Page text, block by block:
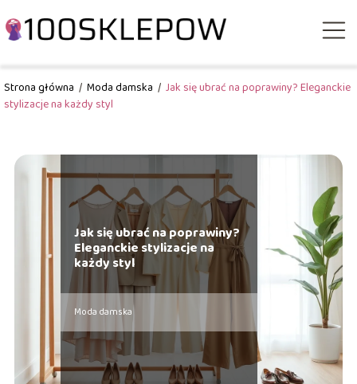
Strona główna / Moda damska / Jak się ubrać na poprawiny? Eleganckie
stylizacje na każdy styl
Jak się ubrać na poprawiny?
Eleganckie stylizacje na
każdy styl
Moda damska